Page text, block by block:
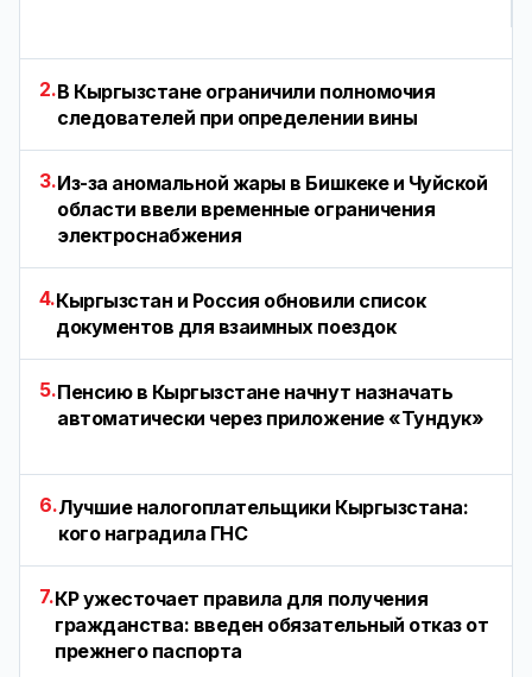
2.В Кыргызстане ограничили полномочия
следователей при определении вины
3.Из-за аномальной жары в Бишкеке и Чуйской
области ввели временные ограничения
электроснабжения
4.Кыргызстан и Россия обновили список
документов для взаимных поездок
5.Пенсию в Кыргызстане начнут назначать
автоматически через приложение «Тундук»
6.Лучшие налогоплательщики Кыргызстана:
кого наградила ГНС
7.КР ужесточает правила для получения
гражданства: введен обязательный отказ от
прежнего паспорта